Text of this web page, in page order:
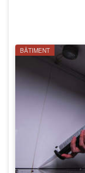
BÂTIMENT